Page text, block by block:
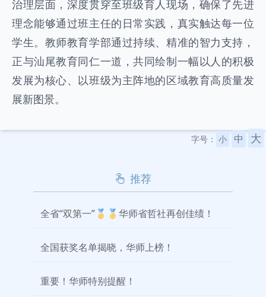
治理层面，深度贯穿至班级育人现场，确保了先进
理念能够通过班主任的日常实践，真实触达每一位
学生。教师教育学部通过持续、精准的智力支持，
正与汕尾教育同仁一道，共同绘制一幅以人的积极
发展为核心、以班级为主阵地的区域教育高质量发
展新图景。
字号： 小 中 大
推荐
全省“双第一”🥇🥇华师省哲社再创佳绩！
全国获奖名单揭晓，华师上榜！
重要！华师特别提醒！